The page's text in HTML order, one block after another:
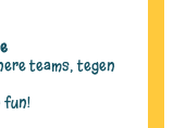
teams, tegen
fun!